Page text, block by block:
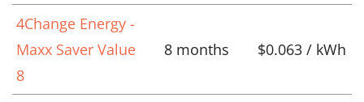
4Change Energy -
Maxx Saver Value
8
8 months $0.063 / kWh